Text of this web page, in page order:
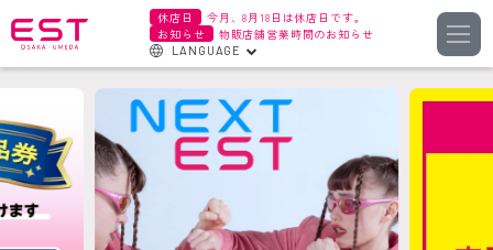
休店日
今月、8月18日は休店日です。
お知らせ
物販店舗営業時間のお知らせ
LANGUAGE
한국어
簡体字
繁体字